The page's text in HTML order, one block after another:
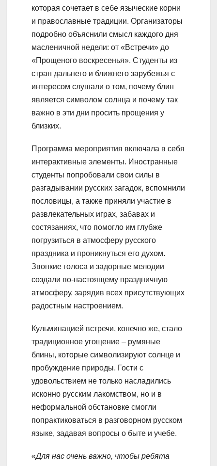
которая сочетает в себе языческие корни
и православные традиции. Организаторы
подробно объяснили смысл каждого дня
масленичной недели: от «Встречи» до
«Прощеного воскресенья». Студенты из
стран дальнего и ближнего зарубежья с
интересом слушали о том, почему блин
является символом солнца и почему так
важно в эти дни просить прощения у
близких.
Программа мероприятия включала в себя
интерактивные элементы. Иностранные
студенты попробовали свои силы в
разгадывании русских загадок, вспомнили
пословицы, а также приняли участие в
развлекательных играх, забавах и
состязаниях, что помогло им глубже
погрузиться в атмосферу русского
праздника и проникнуться его духом.
Звонкие голоса и задорные мелодии
создали по-настоящему праздничную
атмосферу, зарядив всех присутствующих
радостным настроением.
Кульминацией встречи, конечно же, стало
традиционное угощение – румяные
блины, которые символизируют солнце и
пробуждение природы. Гости с
удовольствием не только насладились
исконно русским лакомством, но и в
неформальной обстановке смогли
попрактиковаться в разговорном русском
языке, задавая вопросы о быте и учебе.
«Для нас очень важно, чтобы ребята